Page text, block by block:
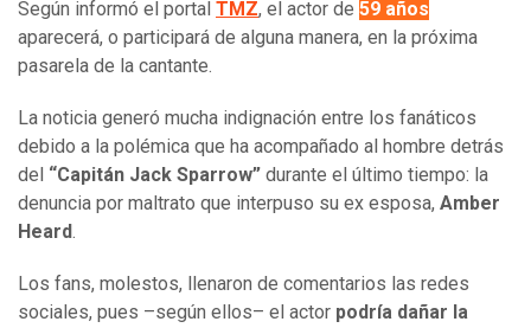
Según informó el portal TMZ, el actor de 59 años
aparecerá, o participará de alguna manera, en la próxima
pasarela de la cantante.
La noticia generó mucha indignación entre los fanáticos
debido a la polémica que ha acompañado al hombre detrás
del “Capitán Jack Sparrow” durante el último tiempo: la
denuncia por maltrato que interpuso su ex esposa, Amber
Heard.
Los fans, molestos, llenaron de comentarios las redes
sociales, pues –según ellos– el actor podría dañar la